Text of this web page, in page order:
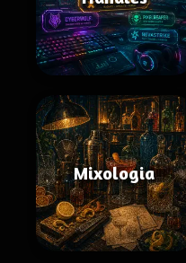
Mixologia